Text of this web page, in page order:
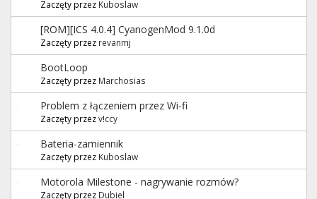
Zaczęty przez Kuboslaw
[ROM][ICS 4.0.4] CyanogenMod 9.1.0d
Zaczęty przez revanmj
BootLoop
Zaczęty przez Marchosias
Problem z łączeniem przez Wi-fi
Zaczęty przezv!ccy
Bateria-zamiennik
Zaczęty przez Kuboslaw
Motorola Milestone - nagrywanie rozmów?
Zaczęty przez Dubiel